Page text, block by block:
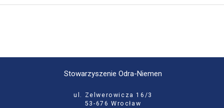
Stowarzyszenie Odra-Niemen
ul. Zelwerowicza 16/3
53-676 Wrocław